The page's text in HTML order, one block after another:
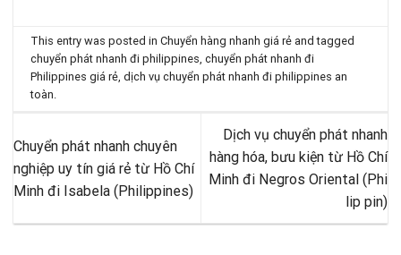
This entry was posted inChuyển hàng nhanh giá rẻ and tagged
chuyển phát nhanh đi philippines,chuyển phát nhanh đi
Philippines giá rẻ,dịch vụ chuyển phát nhanh đi philippines an
toàn.
Chuyển phát nhanh chuyên
nghiệp uy tín giá rẻ từ Hồ Chí
Minh đi Isabela (Philippines)
Dịch vụ chuyển phát nhanh
hàng hóa, bưu kiện từ Hồ Chí
Minh đi Negros Oriental (Phi
lip pin)